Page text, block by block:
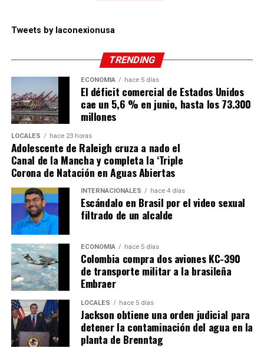
Tweets by laconexionusa
TRENDING
ECONOMÍA hace 5 días
El déficit comercial de Estados Unidos
cae un 5,6 % en junio, hasta los 73.300
millones
LOCALES hace 23 horas
Adolescente de Raleigh cruza a nado el
Canal de la Mancha y completa la ‘Triple
Corona de Natación en Aguas Abiertas
INTERNACIONALES hace 4 días
Escándalo en Brasil por el video sexual
filtrado de un alcalde
ECONOMÍA hace 5 días
Colombia compra dos aviones KC-390
de transporte militar a la brasileña
Embraer
LOCALES hace 5 días
Jackson obtiene una orden judicial para
detener la contaminación del agua en la
planta de Brenntag